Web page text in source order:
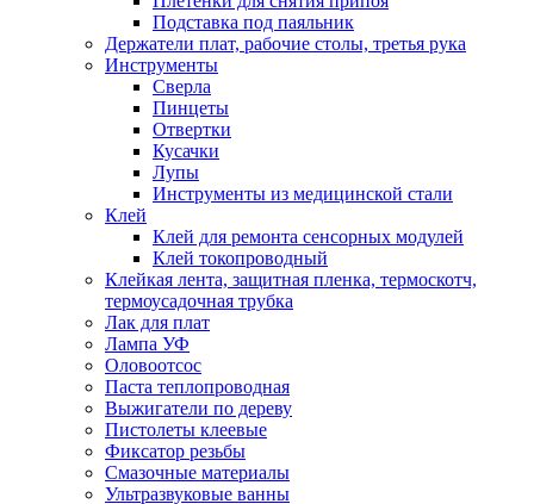
Подставка под паяльник
Держатели плат, рабочие столы, третья рука
Инструменты
Сверла
Пинцеты
Отвертки
Кусачки
Лупы
Инструменты из медицинской стали
Клей
Клей для ремонта сенсорных модулей
Клей токопроводный
Клейкая лента, защитная пленка, термоскотч,
термоусадочная трубка
Лак для плат
Лампа УФ
Оловоотсос
Паста теплопроводная
Выжигатели по дереву
Пистолеты клеевые
Фиксатор резьбы
Смазочные материалы
Ультразвуковые ванны